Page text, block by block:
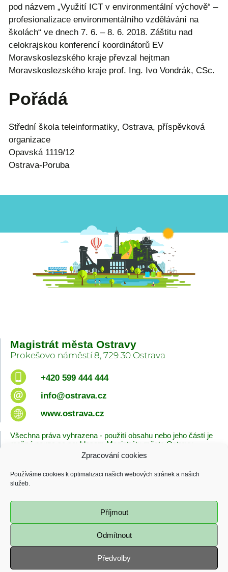
Zpracování cookies
Používáme cookies k optimalizaci našich webových stránek a našich
služeb.
Příjmout
Odmítnout
Předvolby
pod názvem „Využití ICT v environmentální výchově“ –
profesionalizace environmentálního vzdělávání na
školách“ ve dnech 7. 6. – 8. 6. 2018. Záštitu nad
celokrajskou konferencí koordinátorů EV
Moravskoslezského kraje převzal hejtman
Moravskoslezského kraje prof. Ing. Ivo Vondrák, CSc.
Pořádá
Střední škola teleinformatiky, Ostrava, příspěvková
organizace
Opavská 1119/12
Ostrava-Poruba
Magistrát města Ostravy
Prokešovo náměstí 8, 729 30 Ostrava
+420 599 444 444
info@ostrava.cz
www.ostrava.cz
Všechna práva vyhrazena - použití obsahu nebo jeho částí je
možné pouze se souhlasem Magistrátu města Ostravy.
Zásady cookies
Poslední změna